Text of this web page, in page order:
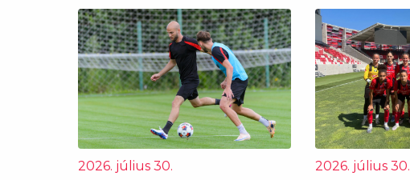
2026. július 30. 2026. július 30.